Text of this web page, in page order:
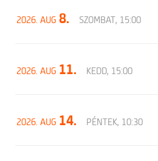
2026. AUG 8. SZOMBAT, 15:00
2026. AUG 11. KEDD, 15:00
2026. AUG 14. PÉNTEK, 10:30